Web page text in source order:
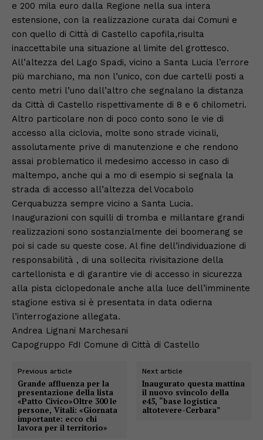
e 200 mila euro dalla Regione nella sua intera
estensione, con la realizzazione curata dai Comuni e
con quello di Città di Castello capofila,risulta
inaccettabile una situazione al limite del grottesco.
All’altezza del Lago Spadi, vicino a Santa Lucia l’errore
più marchiano, ma non l’unico, con due cartelli posti a
cento metri l’uno dall’altro che segnalano la distanza
da Città di Castello rispettivamente di 8 e 6 chilometri.
Altro particolare non di poco conto sono le vie di
accesso alla ciclovia, molte sono strade vicinali,
assolutamente prive di manutenzione e che rendono
assai problematico il medesimo accesso in caso di
maltempo, anche qui a mo di esempio si segnala la
strada di accesso all’altezza del Vocabolo
Cerquabuzza sempre vicino a Santa Lucia.
Inaugurazioni con squilli di tromba e millantare grandi
realizzazioni sono sostanzialmente dei boomerang se
poi si cade su queste cose. Al fine dell’individuazione di
responsabilità , di una sollecita rivisitazione della
cartellonista e di garantire vie di accesso in sicurezza
alla pista ciclopedonale anche alla luce dell’imminente
stagione estiva si è presentata in data odierna
l’interrogazione allegata.
Andrea Lignani Marchesani
Capogruppo FdI Comune di Città di Castello
Previous article
Grande affluenza per la
presentazione della lista
«Patto Civico»Oltre 300 le
persone, Vitali: «Giornata
importante: ecco chi
lavora per il territorio»
Next article
Inaugurato questa mattina
il nuovo svincolo della
e45, “base logistica
altotevere-Cerbara”